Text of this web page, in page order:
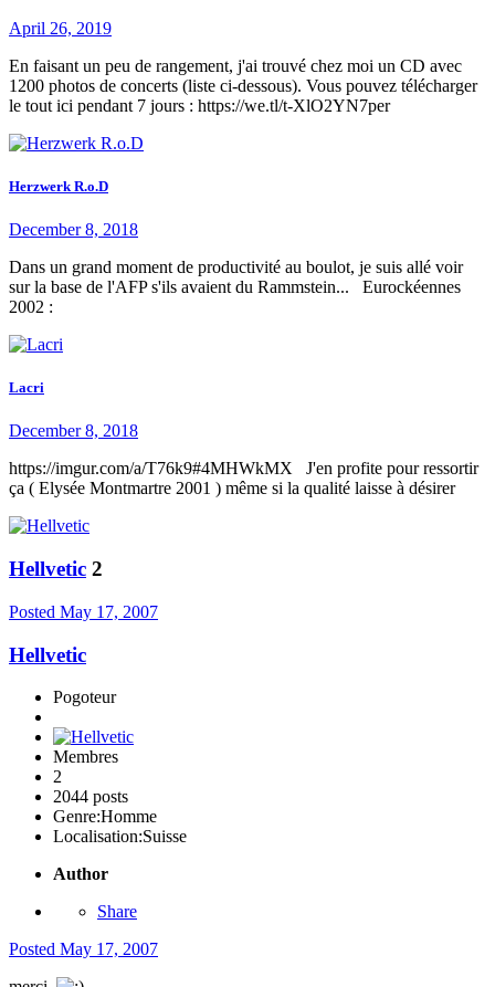
April 26, 2019
En faisant un peu de rangement, j'ai trouvé chez moi un CD avec
1200 photos de concerts (liste ci-dessous). Vous pouvez télécharger
le tout ici pendant 7 jours : https://we.tl/t-XlO2YN7per
Herzwerk R.o.D
December 8, 2018
Dans un grand moment de productivité au boulot, je suis allé voir
sur la base de l'AFP s'ils avaient du Rammstein... Eurockéennes
2002 :
Lacri
December 8, 2018
https://imgur.com/a/T76k9#4MHWkMX J'en profite pour ressortir
ça ( Elysée Montmartre 2001 ) même si la qualité laisse à désirer
Hellvetic 2
Posted May 17, 2007
Hellvetic
Pogoteur
Membres
2
2044 posts
Genre:Homme
Localisation:Suisse
Author
Share
Posted May 17, 2007